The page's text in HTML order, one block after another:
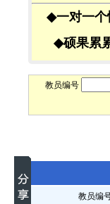
◆一对一
◆硕果累
教员编号
教员编